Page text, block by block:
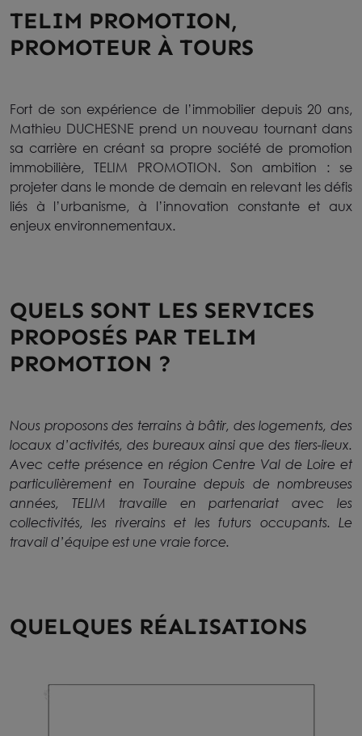
TELIM PROMOTION,
PROMOTEUR À TOURS
Fort de son expérience de l’immobilier depuis 20 ans,
Mathieu DUCHESNE prend un nouveau tournant dans
sa carrière en créant sa propre société de promotion
immobilière, TELIM PROMOTION. Son ambition : se
projeter dans le monde de demain en relevant les défis
liés à l’urbanisme, à l’innovation constante et aux
enjeux environnementaux.
QUELS SONT LES SERVICES
PROPOSÉS PAR TELIM
PROMOTION ?
Nous proposons des terrains à bâtir, des logements, des
locaux d’activités, des bureaux ainsi que des tiers-lieux.
Avec cette présence en région Centre Val de Loire et
particulièrement en Touraine depuis de nombreuses
années, TELIM travaille en partenariat avec les
collectivités, les riverains et les futurs occupants. Le
travail d’équipe est une vraie force.
QUELQUES RÉALISATIONS